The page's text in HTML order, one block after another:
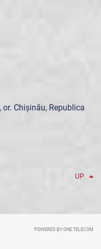
Chișinău, Republica
UP
POWERED BY ONE TELECOM